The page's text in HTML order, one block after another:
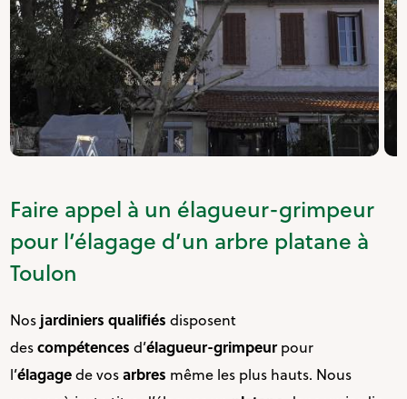
Faire appel à un élagueur-grimpeur
pour l’élagage d’un arbre platane à
Toulon
Nos jardiniers qualifiés disposent
descompétences d’élagueur-grimpeurpour
l’élagagede vosarbres même les plus hauts. Nous